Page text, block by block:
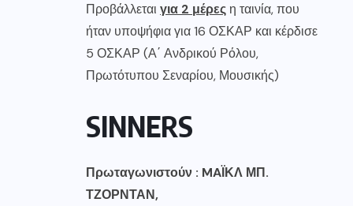
Προβάλλεται για 2 μέρες η ταινία, που
ήταν υποψήφια για 16 ΟΣΚΑΡ και κέρδισε
5 ΟΣΚΑΡ (Α΄ Ανδρικού Ρόλου,
Πρωτότυπου Σεναρίου, Μουσικής)
SINNERS
Πρωταγωνιστούν : MAΪΚΛ ΜΠ.
ΤΖΟΡΝΤΑΝ,